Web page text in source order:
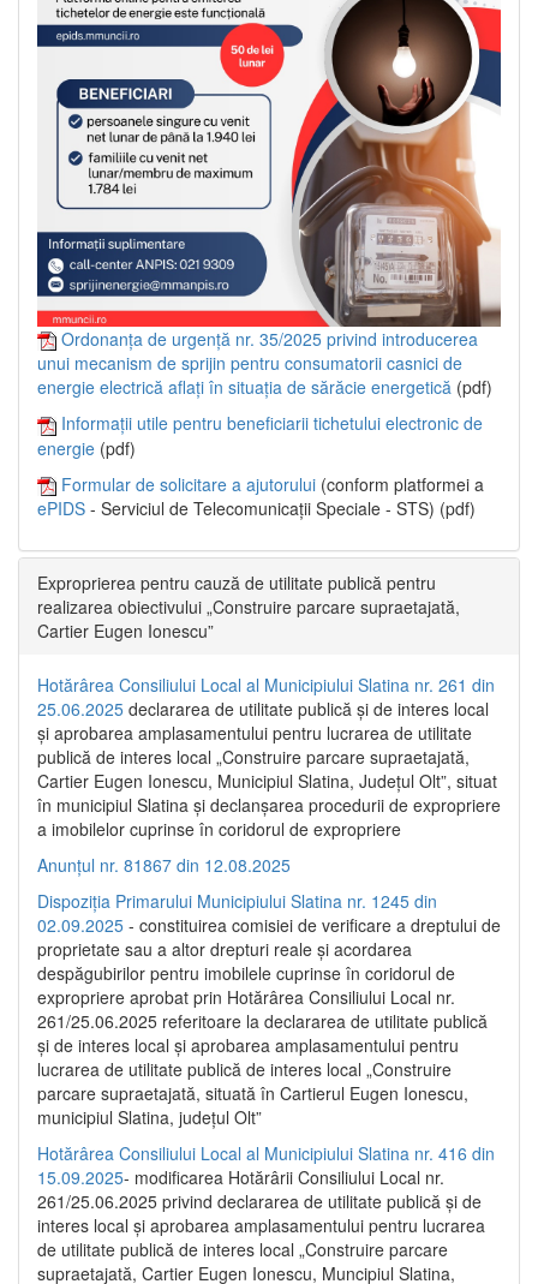
Ordonanța de urgență nr. 35/2025 privind introducerea
unui mecanism de sprijin pentru consumatorii casnici de
energie electrică aflați în situația de sărăcie energetică (pdf)
Informații utile pentru beneficiarii tichetului electronic de
energie (pdf)
Formular de solicitare a ajutorului (conform platformei a
ePIDS - Serviciul de Telecomunicații Speciale - STS) (pdf)
Exproprierea pentru cauză de utilitate publică pentru
realizarea obiectivului „Construire parcare supraetajată,
Cartier Eugen Ionescu”
Hotărârea Consiliului Local al Municipiului Slatina nr. 261 din
25.06.2025 declararea de utilitate publică și de interes local
și aprobarea amplasamentului pentru lucrarea de utilitate
publică de interes local „Construire parcare supraetajată,
Cartier Eugen Ionescu, Municipiul Slatina, Județul Olt”, situat
în municipiul Slatina și declanșarea procedurii de expropriere
a imobilelor cuprinse în coridorul de expropriere
Anunțul nr. 81867 din 12.08.2025
Dispoziția Primarului Municipiului Slatina nr. 1245 din
02.09.2025 - constituirea comisiei de verificare a dreptului de
proprietate sau a altor drepturi reale și acordarea
despăgubirilor pentru imobilele cuprinse în coridorul de
expropriere aprobat prin Hotărârea Consiliului Local nr.
261/25.06.2025 referitoare la declararea de utilitate publică
și de interes local și aprobarea amplasamentului pentru
lucrarea de utilitate publică de interes local „Construire
parcare supraetajată, situată în Cartierul Eugen Ionescu,
municipiul Slatina, județul Olt”
Hotărârea Consiliului Local al Municipiului Slatina nr. 416 din
15.09.2025- modificarea Hotărârii Consiliului Local nr.
261/25.06.2025 privind declararea de utilitate publică și de
interes local și aprobarea amplasamentului pentru lucrarea
de utilitate publică de interes local „Construire parcare
supraetajată, Cartier Eugen Ionescu, Muncipiul Slatina,